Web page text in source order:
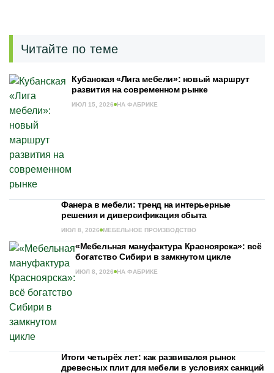
Читайте по теме
Кубанская «Лига мебели»: новый маршрут
развития на современном рынке
ИЮЛ 15, 2026 НА ФАБРИКЕ
Фанера в мебели: тренд на интерьерные
решения и диверсификация сбыта
ИЮЛ 8, 2026 МЕБЕЛЬНОЕ ПРОИЗВОДСТВО
«Мебельная мануфактура Красноярска»: всё
богатство Сибири в замкнутом цикле
ИЮЛ 8, 2026 НА ФАБРИКЕ
Итоги четырёх лет: как развивался рынок
древесных плит для мебели в условиях санкций